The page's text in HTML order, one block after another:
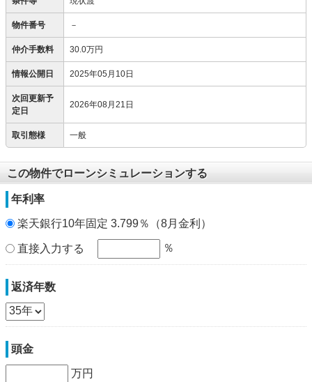
物件番号 －
仲介手数料 30.0万円
情報公開日 2025年05月10日
次回更新予
定日
2026年08月21日
取引態様 一般
この物件でローンシミュレーションする
年利率
楽天銀行10年固定 3.799％（8月金利）
直接入力する ％
返済年数
頭金
万円